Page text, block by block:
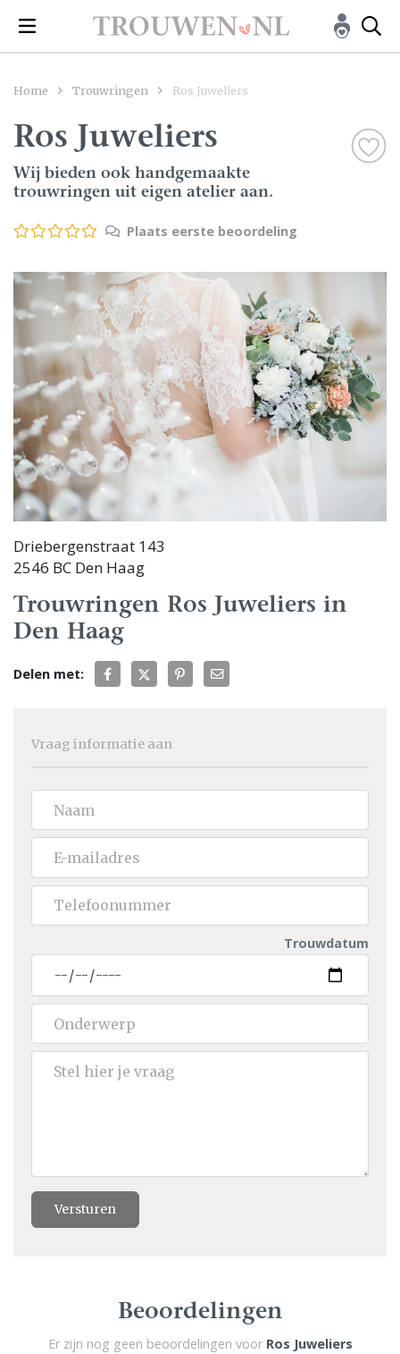
Home Trouwringen Ros Juweliers
Ros Juweliers
Wij bieden ook handgemaakte
trouwringen uit eigen atelier aan.
Plaats eerste beoordeling
Driebergenstraat 143
2546 BC Den Haag
Trouwringen Ros Juweliers in
Den Haag
Delen met:
Vraag informatie aan
Trouwdatum
Versturen
Beoordelingen
Er zijn nog geen beoordelingen voor Ros Juweliers